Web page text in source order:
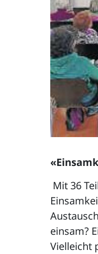
Mit 36
einsam?
Vielleicht